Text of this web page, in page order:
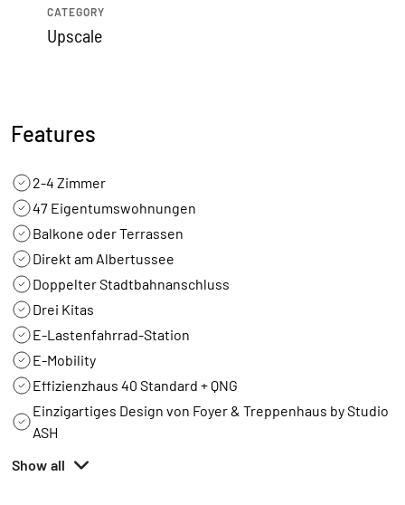
CATEGORY
Upscale
Features
2-4 Zimmer
47 Eigentumswohnungen
Balkone oder Terrassen
Direkt am Albertussee
Doppelter Stadtbahnanschluss
Drei Kitas
E-Lastenfahrrad-Station
E-Mobility
Effizienzhaus 40 Standard + QNG
Einzigartiges Design von Foyer & Treppenhaus by Studio
ASH
Show all